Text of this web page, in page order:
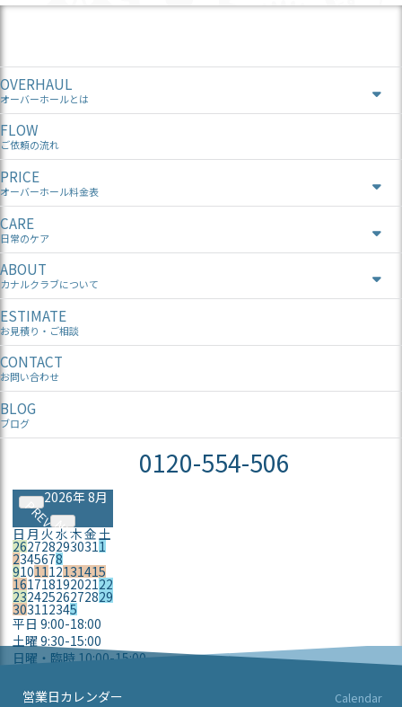
OVERHAUL
オーバーホールとは
FLOW
ご依頼の流れ
PRICE
オーバーホール料金表
CARE
日常のケア
ABOUT
カナルクラブについて
ESTIMATE
お見積り・ご相談
CONTACT
お問い合わせ
BLOG
ブログ
0120-554-506
PREV
2026年 8月
NEXT
日月火水木金土
2627282930311
2345678
9101112131415
16171819202122
23242526272829
303112345
平日 9:00-18:00
土曜 9:30-15:00
日曜・臨時 10:00-15:00
営業日カレンダー
Calendar